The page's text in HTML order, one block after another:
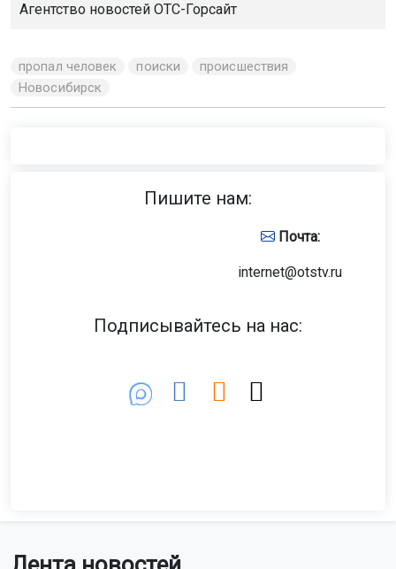
Агентство новостей ОТС-Горсайт
пропал человек поиски
происшествия
Новосибирск
Пишите нам:
Почта:
internet@otstv.ru
Подписывайтесь на нас: